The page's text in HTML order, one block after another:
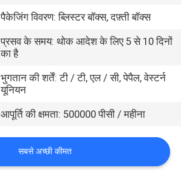
पैकेजिंग विवरण: ब्लिस्टर बॉक्स, दफ़्ती बॉक्स
प्रसव के समय: थोक आदेश के लिए 5 से 10 दिनों
का है
भुगतान की शर्तें: टी / टी, एल / सी, पेपैल, वेस्टर्न
यूनियन
आपूर्ति की क्षमता: 500000 पीसी / महीना
सबसे अच्छी कीमत